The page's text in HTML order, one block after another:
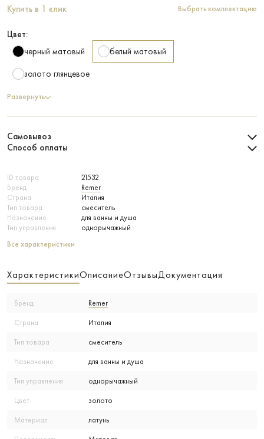
ID товара
21532
Бренд
Remer
Страна
Италия
Тип товара
смеситель
Назначение
для ванны и душа
Тип управления
однорычажный
Все характеристики
Купить в 1 клик Выбрать комплектацию
Цвет:
черный матовый
белый матовый
золото глянцевое
Развернуть
Самовывоз
Способ оплаты
ХарактеристикиОписаниеОтзывыДокументация
Бренд Remer
Страна Италия
Тип товара смеситель
Назначение для ванны и душа
Тип управления однорычажный
Цвет золото
Материал латунь